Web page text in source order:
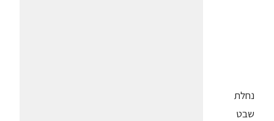
נחלת
שבט